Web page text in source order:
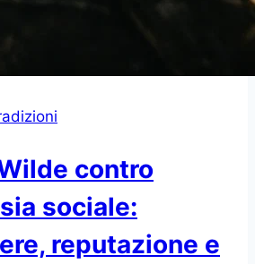
contro
sociale:
reputazione e